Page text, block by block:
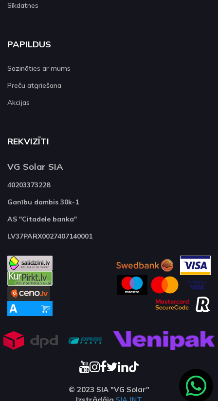
Sīkdatnes
PAPILDUS
Sazināties ar mums
Preču atgriešana
Akcijas
REKVIZĪTI
VG Solar SIA
40203373228
Ganību dambis 30k-1
AS "Citadele banka"
LV37PARX0027407140001
© 2023 SIA "VG Solar"